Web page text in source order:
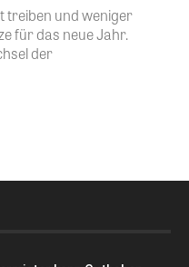
treiben und weniger
für das neue Jahr.
der